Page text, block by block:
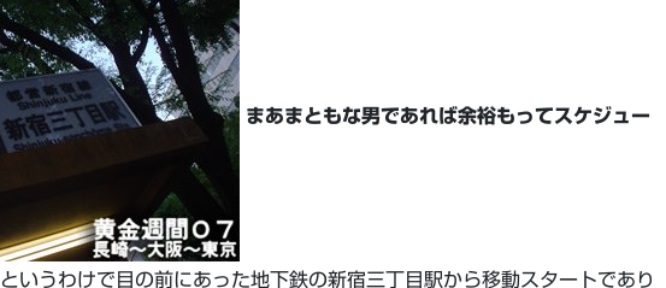
まあまともな男であれば余裕もってスケジュー
というわけで目の前にあった地下鉄の新宿三丁目駅から移動スタートであり